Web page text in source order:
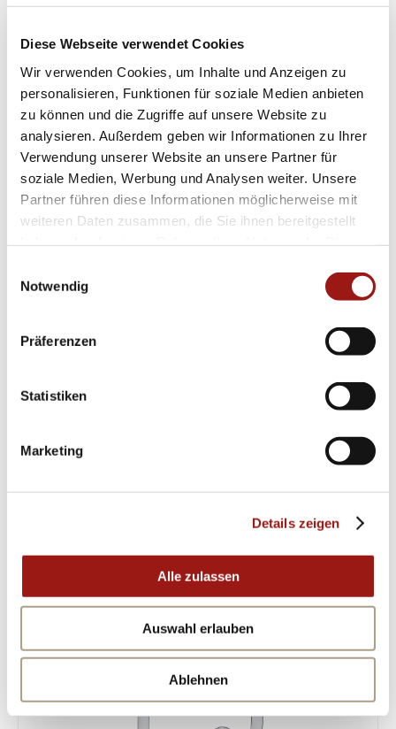
Diese Webseite verwendet Cookies
Wir verwenden Cookies, um Inhalte und Anzeigen zu
personalisieren, Funktionen für soziale Medien anbieten
zu können und die Zugriffe auf unsere Website zu
analysieren. Außerdem geben wir Informationen zu Ihrer
Verwendung unserer Website an unsere Partner für
soziale Medien, Werbung und Analysen weiter. Unsere
Partner führen diese Informationen möglicherweise mit
weiteren Daten zusammen, die Sie ihnen bereitgestellt
Notwendig
Präferenzen
Statistiken
Marketing
Details zeigen
Alle zulassen
Auswahl erlauben
Ablehnen
Silberfarbe verbindet Komfort mit Stil und
ergänzt somit jedes Outfit perfekt. Ganz gleich
ob im Büro oder bei festlichen Anlässen –
dieser zeitlose Klassiker setzt immer Akzente.
Das strahlend weiße Zifferblatt verleiht dem
Schmuckstück zusätzlich dezente Raffinesse
und hebt Ihr Modebewusstsein subtil hervor.
Mit seiner klaren Linienführung passt er sowohl
zu minimalistischen Looks als auch zu
Handwerkskunst kombiniert in einem
Contemporary Ring 12-0965673-17-1990048
Lieblingsstück Ihrer Schmucksammlung